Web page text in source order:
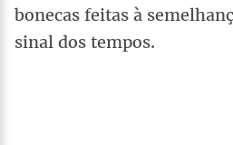
bonecas feitas à
sinal dos tempos.